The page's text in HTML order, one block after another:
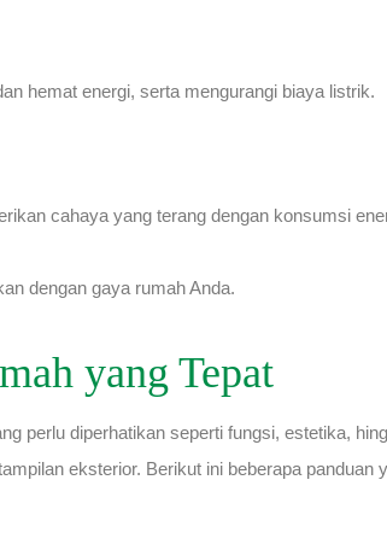
hemat energi, serta mengurangi biaya listrik.
cahaya yang terang dengan konsumsi
dengan gaya rumah Anda.
yang Tepat
perlu diperhatikan seperti fungsi, estetika,
eksterior. Berikut ini beberapa panduan